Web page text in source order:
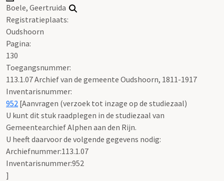
Boele, Geertruida
Registratieplaats:
Oudshoorn
Pagina:
130
Toegangsnummer:
113.1.07 Archief van de gemeente Oudshoorn, 1811-1917
Inventarisnummer:
952 [Aanvragen (verzoek tot inzage op de studiezaal)
U kunt dit stuk raadplegen in de studiezaal van
Gemeentearchief Alphen aan den Rijn.
U heeft daarvoor de volgende gegevens nodig:
Archiefnummer:113.1.07
Inventarisnummer:952
]